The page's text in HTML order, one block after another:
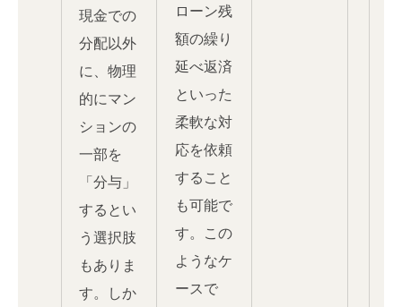
現金での
分配以外
に、物理
的にマン
ションの
一部を
「分与」
するとい
う選択肢
もありま
す。しか
ローン残
額の繰り
延べ返済
といった
柔軟な対
応を依頼
すること
も可能で
す。この
ようなケ
ースで